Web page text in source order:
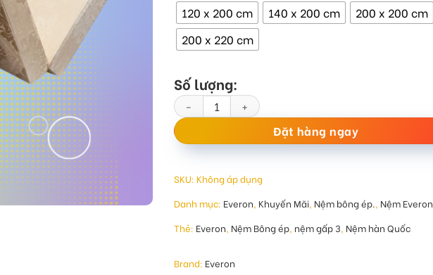
120 x 200 cm
140 x 200 cm
200 x 200 cm
200 x 220 cm
Số lượng:
Đệm bông ép Everon Padding số lượng
Đặt hàng ngay
SKU: Không áp dụng
Danh mục: Everon, Khuyến Mãi, Nệm bông ép., Nệm Everon
Thẻ: Everon, Nệm Bông ép, nệm gấp 3, Nệm hàn Quốc
Brand: Everon